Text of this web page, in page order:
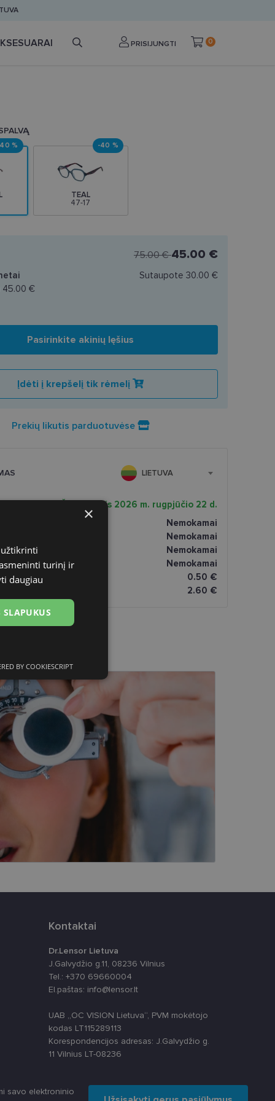
PRISIJUNGTI 0
%
TEAL
47-17
-40 %
75.00 €45.00 €
45.00 €
Sutaupote 30.00 €
Pasirinkite akinių lęšius
Įdėti į krepšelį tik rėmelį
Prekių likutis parduotuvėse
LIETUVA
Šeštadienis 2026 m. rugpjūčio 22 d.
Nemokamai
Nemokamai
Nemokamai
Nemokamai
0.50 €
2.60 €
Kontaktai
Dr.Lensor Lietuva
J.Galvydžio g.11, 08236 Vilnius
Tel.: +370 69660004
El.paštas: info@lensor.lt
UAB „OC VISION Lietuva“, PVM mokėtojo
kodas LT115289113
Korespondencijos adresas: J.Galvydžio g.
11 Vilnius LT-08236
savo elektroninio
×
turinį ir
daugiau
SLAPUKUS
slapukai
Jūsų įrenginį,
Patobulinant
vartotojo
slapukų
slapukų
BY COOKIESCRIPT